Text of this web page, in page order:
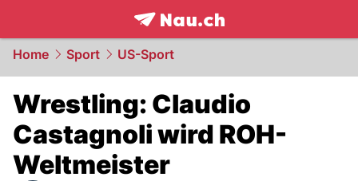
frontpage.NAU.ch
Home Sport US-Sport
Wrestling: Claudio
Castagnoli wird ROH-
Weltmeister